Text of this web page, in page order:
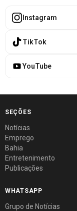
Instagram
TikTok
YouTube
SEÇÕES
Notícias
Emprego
Bahia
Entretenimento
Publicações
WHATSAPP
Grupo de Notícias